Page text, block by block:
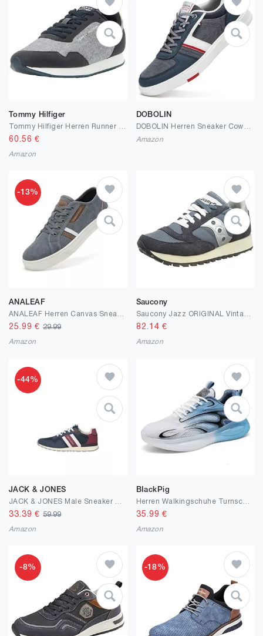
Tommy Hilfiger
60.56 €
Amazon
DOBOLIN
Amazon
-13%
ANALEAF
25.99 €29.99
Amazon
Saucony
82.14 €
Amazon
-44%
JACK & JONES
33.39 €59.99
Amazon
BIackPig
35.99 €
Amazon
-8% -18%